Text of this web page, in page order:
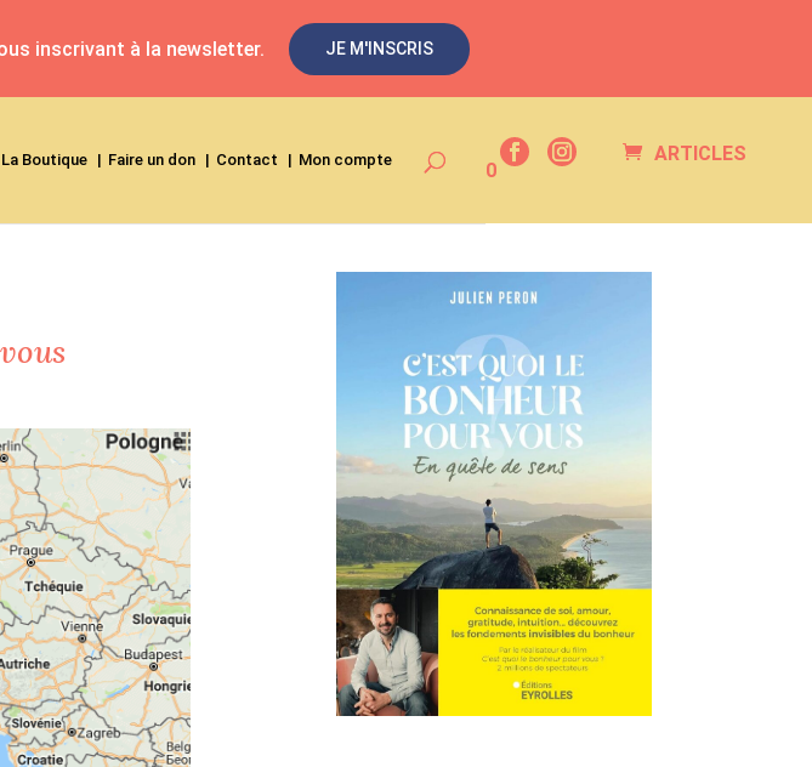
ARTICLES
0
La Boutique Faire un don Contact Mon compte
inscrivant à la newsletter. JE M'INSCRIS